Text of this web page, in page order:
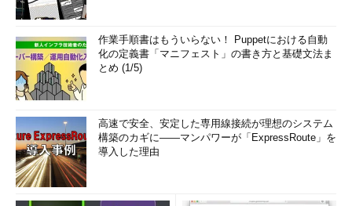
作業手順書はもういらない！ Puppetにおける自動
化の定義書「マニフェスト」の書き方と基礎文法ま
とめ (1/5)
高速で安全、安定した専用線接続が理想のシステム
構築のカギに――マンパワーが「ExpressRoute」を
導入した理由